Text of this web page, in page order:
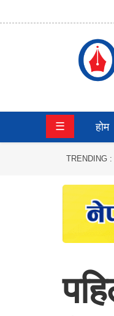
बैंक/
☰ होम
TRENDING :